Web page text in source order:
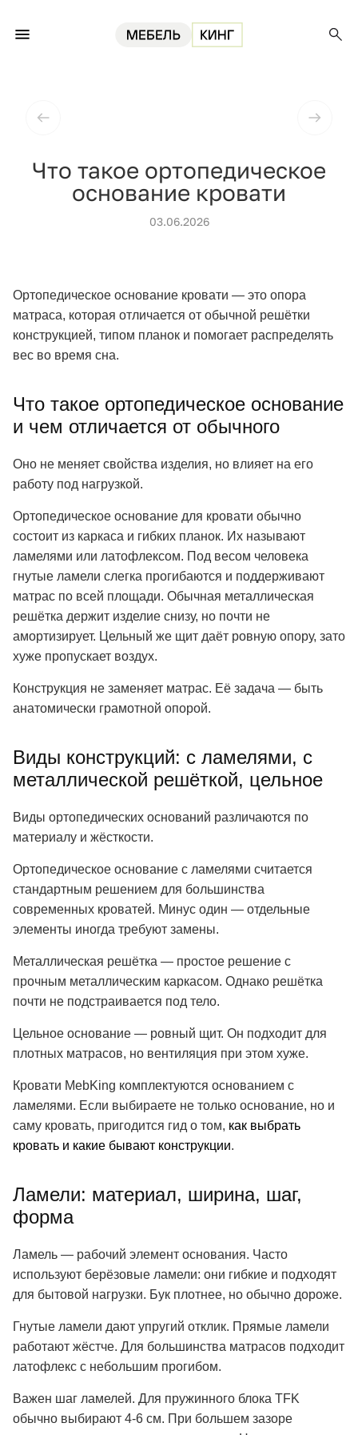
Что такое ортопедическое
основание кровати
03.06.2026
Ортопедическое основание кровати — это опора
матраса, которая отличается от обычной решётки
конструкцией, типом планок и помогает распределять
вес во время сна.
Что такое ортопедическое основание
и чем отличается от обычного
Оно не меняет свойства изделия, но влияет на его
работу под нагрузкой.
Ортопедическое основание для кровати обычно
состоит из каркаса и гибких планок. Их называют
ламелями или латофлексом. Под весом человека
гнутые ламели слегка прогибаются и поддерживают
матрас по всей площади. Обычная металлическая
решётка держит изделие снизу, но почти не
амортизирует. Цельный же щит даёт ровную опору, зато
хуже пропускает воздух.
Конструкция не заменяет матрас. Её задача — быть
анатомически грамотной опорой.
Виды конструкций: с ламелями, с
металлической решёткой, цельное
Виды ортопедических оснований различаются по
материалу и жёсткости.
Ортопедическое основание с ламелями считается
стандартным решением для большинства
современных кроватей. Минус один — отдельные
элементы иногда требуют замены.
Металлическая решётка — простое решение с
прочным металлическим каркасом. Однако решётка
почти не подстраивается под тело.
Цельное основание — ровный щит. Он подходит для
плотных матрасов, но вентиляция при этом хуже.
Кровати MebKing комплектуются основанием с
ламелями. Если выбираете не только основание, но и
саму кровать, пригодится гид о том, как выбрать
кровать и какие бывают конструкции.
Ламели: материал, ширина, шаг,
форма
Ламель — рабочий элемент основания. Часто
используют берёзовые ламели: они гибкие и подходят
для бытовой нагрузки. Бук плотнее, но обычно дороже.
Гнутые ламели дают упругий отклик. Прямые ламели
работают жёстче. Для большинства матрасов подходит
латофлекс с небольшим прогибом.
Важен шаг ламелей. Для пружинного блока TFK
обычно выбирают 4-6 см. При большем зазоре